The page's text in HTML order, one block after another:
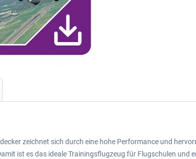
zeichnet sich durch eine hohe Performance und
ist es das ideale Trainingsflugzeug für Flugschulen und